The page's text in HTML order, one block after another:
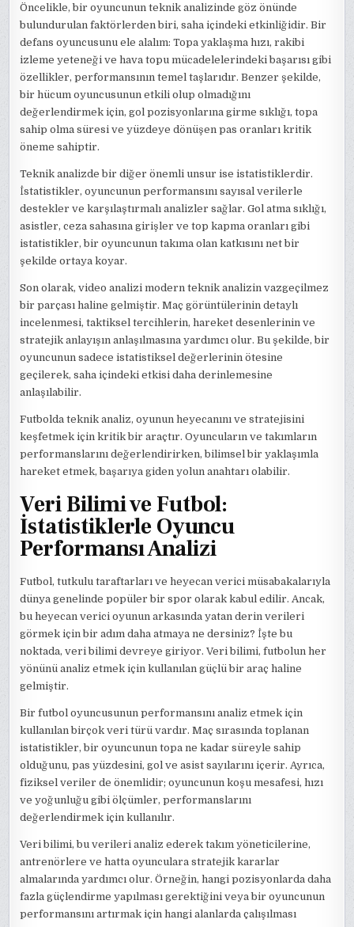
Öncelikle, bir oyuncunun teknik analizinde göz önünde
bulundurulan faktörlerden biri, saha içindeki etkinliğidir. Bir
defans oyuncusunu ele alalım: Topa yaklaşma hızı, rakibi
izleme yeteneği ve hava topu mücadelelerindeki başarısı gibi
özellikler, performansının temel taşlarıdır. Benzer şekilde,
bir hücum oyuncusunun etkili olup olmadığını
değerlendirmek için, gol pozisyonlarına girme sıklığı, topa
sahip olma süresi ve yüzdeye dönüşen pas oranları kritik
öneme sahiptir.
Teknik analizde bir diğer önemli unsur ise istatistiklerdir.
İstatistikler, oyuncunun performansını sayısal verilerle
destekler ve karşılaştırmalı analizler sağlar. Gol atma sıklığı,
asistler, ceza sahasına girişler ve top kapma oranları gibi
istatistikler, bir oyuncunun takıma olan katkısını net bir
şekilde ortaya koyar.
Son olarak, video analizi modern teknik analizin vazgeçilmez
bir parçası haline gelmiştir. Maç görüntülerinin detaylı
incelenmesi, taktiksel tercihlerin, hareket desenlerinin ve
stratejik anlayışın anlaşılmasına yardımcı olur. Bu şekilde, bir
oyuncunun sadece istatistiksel değerlerinin ötesine
geçilerek, saha içindeki etkisi daha derinlemesine
anlaşılabilir.
Futbolda teknik analiz, oyunun heyecanını ve stratejisini
keşfetmek için kritik bir araçtır. Oyuncuların ve takımların
performanslarını değerlendirirken, bilimsel bir yaklaşımla
hareket etmek, başarıya giden yolun anahtarı olabilir.
Veri Bilimi ve Futbol:
İstatistiklerle Oyuncu
Performansı Analizi
Futbol, tutkulu taraftarları ve heyecan verici müsabakalarıyla
dünya genelinde popüler bir spor olarak kabul edilir. Ancak,
bu heyecan verici oyunun arkasında yatan derin verileri
görmek için bir adım daha atmaya ne dersiniz? İşte bu
noktada, veri bilimi devreye giriyor. Veri bilimi, futbolun her
yönünü analiz etmek için kullanılan güçlü bir araç haline
gelmiştir.
Bir futbol oyuncusunun performansını analiz etmek için
kullanılan birçok veri türü vardır. Maç sırasında toplanan
istatistikler, bir oyuncunun topa ne kadar süreyle sahip
olduğunu, pas yüzdesini, gol ve asist sayılarını içerir. Ayrıca,
fiziksel veriler de önemlidir; oyuncunun koşu mesafesi, hızı
ve yoğunluğu gibi ölçümler, performanslarını
değerlendirmek için kullanılır.
Veri bilimi, bu verileri analiz ederek takım yöneticilerine,
antrenörlere ve hatta oyunculara stratejik kararlar
almalarında yardımcı olur. Örneğin, hangi pozisyonlarda daha
fazla güçlendirme yapılması gerektiğini veya bir oyuncunun
performansını artırmak için hangi alanlarda çalışılması